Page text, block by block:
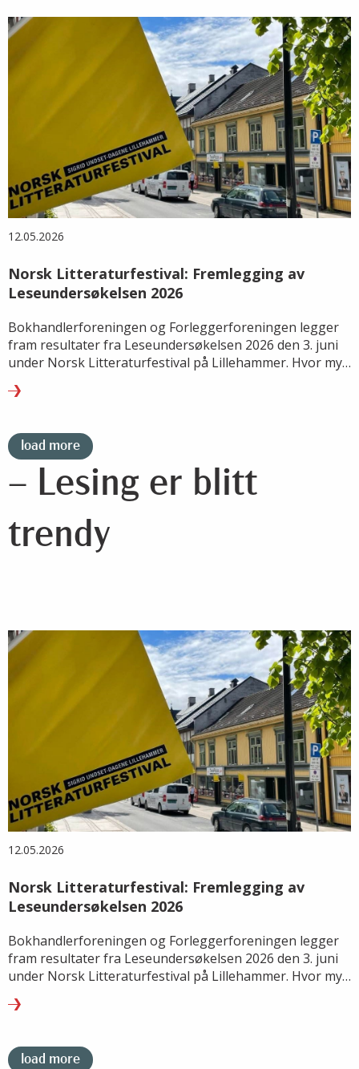
12.05.2026
Norsk Litteraturfestival: Fremlegging av
Leseundersøkelsen 2026
Bokhandlerforeningen og Forleggerforeningen legger
fram resultater fra Leseundersøkelsen 2026 den 3. juni
under Norsk Litteraturfestival på Lillehammer. Hvor mye
seg?
load more
– Lesing er blitt
trendy
12.05.2026
Norsk Litteraturfestival: Fremlegging av
Leseundersøkelsen 2026
Bokhandlerforeningen og Forleggerforeningen legger
fram resultater fra Leseundersøkelsen 2026 den 3. juni
under Norsk Litteraturfestival på Lillehammer. Hvor mye
seg?
load more